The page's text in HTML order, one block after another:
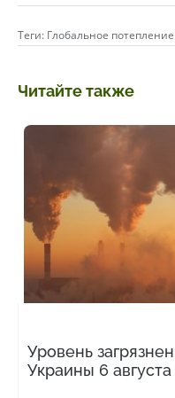
Теги: Глобальное потепление
Читайте также
Уровень
Украины 6 августа